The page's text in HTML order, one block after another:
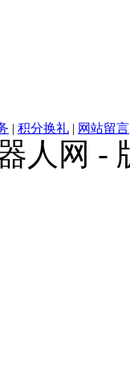
| 积分换礼 | 网站留言
人网 -